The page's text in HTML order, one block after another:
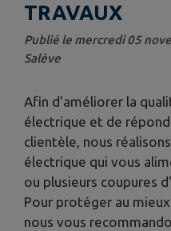
TRAVAUX
Publié le mercredi 05
Salève
Afin d'améliorer la
électrique et de
clientèle, nous
électrique qui vous
ou plusieurs coupures
Pour protéger au
nous vous